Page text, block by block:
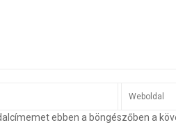
ebben a böngészőben a